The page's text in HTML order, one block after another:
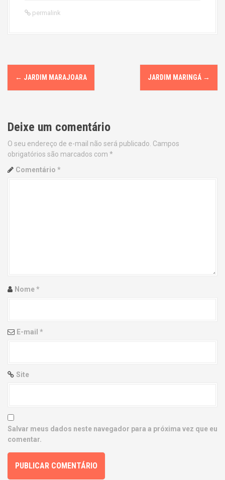
permalink
P
o
t
n
a
i
n
← JARDIM MARAJOARA JARDIM MARINGÁ →
Deixe um comentário
O seu endereço de e-mail não será publicado. Campos
obrigatórios são marcados com *
Comentário *
Nome*
E-mail *
Site
Salvar meus dados neste navegador para a próxima vez que eu
comentar.